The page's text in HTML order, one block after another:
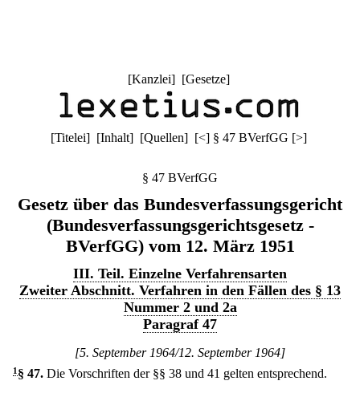
[Kanzlei] [Gesetze]
[Titelei] [Inhalt] [Quellen] [<] § 47 BVerfGG [>]
§ 47 BVerfGG
Gesetz über das Bundesverfassungsgericht
(Bundesverfassungsgerichtsgesetz -
BVerfGG) vom 12. März 1951
III. Teil. Einzelne Verfahrensarten
Zweiter Abschnitt. Verfahren in den Fällen des § 13
Nummer 2 und 2a
Paragraf 47
[5. September 1964/12. September 1964]
1 § 47. Die Vorschriften der §§ 38 und 41 gelten entsprechend.